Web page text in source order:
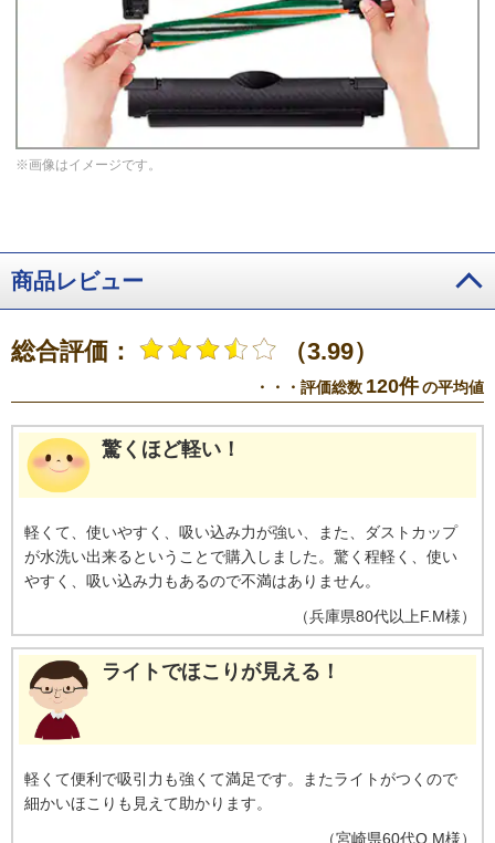
※画像はイメージです。
商品レビュー
総合評価： （3.99）
・・・評価総数 120件の平均値
驚くほど軽い！
軽くて、使いやすく、吸い込み力が強い、また、ダストカップ
が水洗い出来るということで購入しました。驚く程軽く、使い
やすく、吸い込み力もあるので不満はありません。
（兵庫県80代以上F.M様）
ライトでほこりが見える！
軽くて便利で吸引力も強くて満足です。またライトがつくので
細かいほこりも見えて助かります。
（宮崎県60代O.M様）